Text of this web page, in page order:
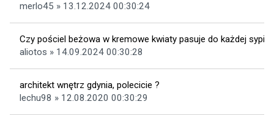
merlo45 » 13.12.2024 00:30:24
Czy pościel beżowa w kremowe kwiaty pasuje do każdej
aliotos » 14.09.2024 00:30:28
architekt wnętrz gdynia, polecicie ?
lechu98 » 12.08.2020 00:30:29